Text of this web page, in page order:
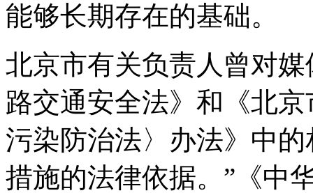
能够长期存在的基础。
北京市有关负责人曾对媒
路交通安全法》和《北
污染防治法〉办法》中
措施的法律依据。”《中